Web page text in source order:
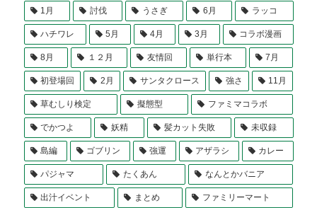
1月 討伐 うさぎ 6月 ラッコ
ハチワレ 5月 4月 3月 コラボ漫画
8月 １２月 友情回 単行本 7月
初登場回 2月 サンタクロース 強さ 11月
草むしり検定 擬態型 ファミマコラボ
でかつよ 妖精 髪カット失敗 未収録
島編 ゴブリン 強運 アザラシ カレー
パジャマ たくあん なんとかバニア
出汁イベント まとめ ファミリーマート